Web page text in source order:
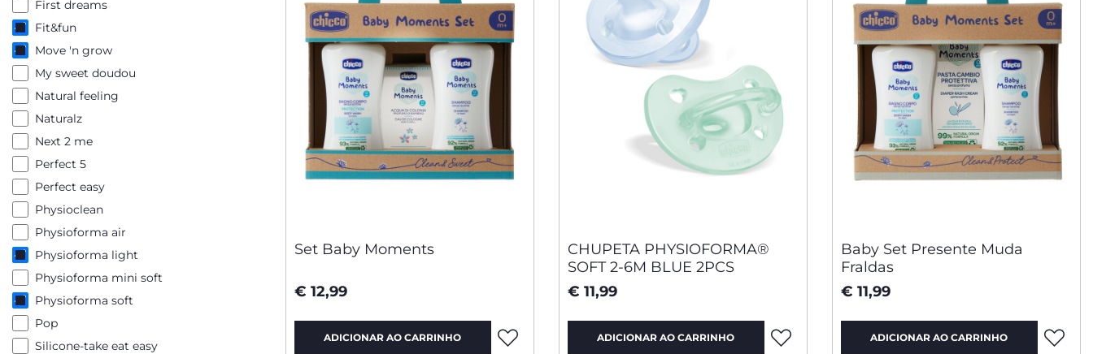
First dreams
Fit&fun
Move 'n grow
My sweet doudou
Natural feeling
Naturalz
Next 2 me
Perfect 5
Perfect easy
Physioclean
Physioforma air
Physioforma light
Physioforma mini soft
Physioforma soft
Pop
Silicone-take eat easy
Set Baby Moments
€ 12,99
ADICIONAR AO CARRINHO
CHUPETA PHYSIOFORMA®
SOFT 2-6M BLUE 2PCS
€ 11,99
ADICIONAR AO CARRINHO
Baby Set Presente Muda
Fraldas
€ 11,99
ADICIONAR AO CARRINHO